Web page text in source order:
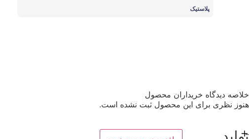
پلاستیک
خلاصه دیدگاه خریداران محصول
هنوز نظری برای این محصول ثبت نشده است.